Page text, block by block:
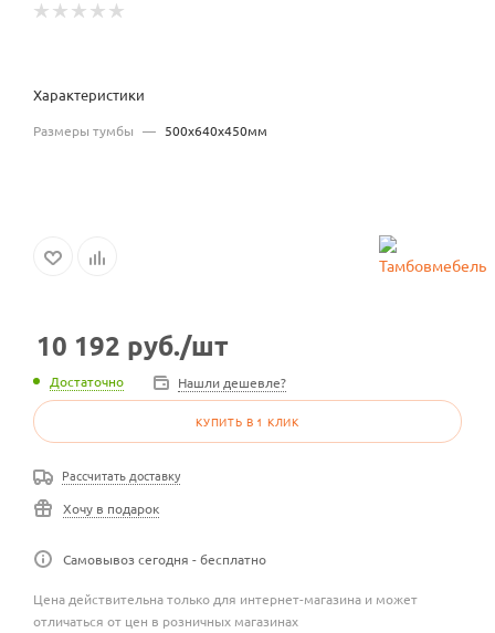
Характеристики
Размеры тумбы — 500x640x450мм
10 192 руб./шт
Достаточно Нашли дешевле?
КУПИТЬ В 1 КЛИК
Рассчитать доставку
Хочу в подарок
Самовывоз сегодня - бесплатно
Цена действительна только для интернет-магазина и может
отличаться от цен в розничных магазинах